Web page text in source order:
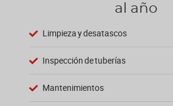
al año
Limpieza y desatascos
Inspección de tuberías
Mantenimientos